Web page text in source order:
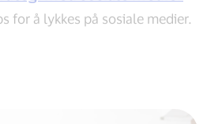
for å lykkes på sosiale medier.